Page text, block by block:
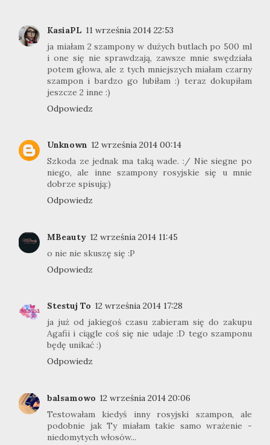
KasiaPL 11 września 2014 22:53
ja miałam 2 szampony w dużych butlach po 500 ml
i one się nie sprawdzają, zawsze mnie swędziała
potem głowa, ale z tych mniejszych miałam czarny
szampon i bardzo go lubiłam :) teraz dokupiłam
jeszcze 2 inne :)
Odpowiedz
Unknown 12 września 2014 00:14
Szkoda ze jednak ma taką wade. :/ Nie siegne po
niego, ale inne szampony rosyjskie się u mnie
dobrze spisują:)
Odpowiedz
MBeauty 12 września 2014 11:45
o nie nie skuszę się :P
Odpowiedz
Stestuj To 12 września 2014 17:28
ja już od jakiegoś czasu zabieram się do zakupu
Agafii i ciągle coś się nie udaje :D tego szamponu
będę unikać :)
Odpowiedz
balsamowo 12 września 2014 20:06
Testowałam kiedyś inny rosyjski szampon, ale
podobnie jak Ty miałam takie samo wrażenie -
niedomytych włosów...